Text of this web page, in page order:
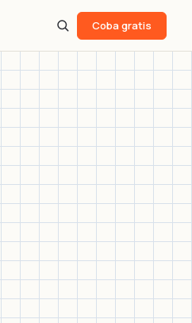
Coba gratis